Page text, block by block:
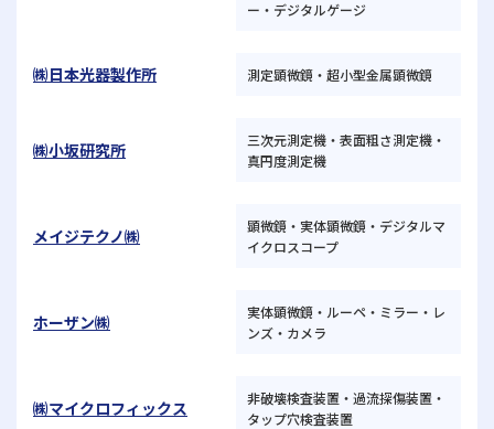
ー・デジタルゲージ
㈱日本光器製作所 測定顕微鏡・超小型金属顕微鏡
㈱小坂研究所
三次元測定機・表面粗さ測定機・
真円度測定機
メイジテクノ㈱
顕微鏡・実体顕微鏡・デジタルマ
イクロスコープ
ホーザン㈱
実体顕微鏡・ルーペ・ミラー・レ
ンズ・カメラ
㈱マイクロフィックス
非破壊検査装置・過流探傷装置・
タップ穴検査装置